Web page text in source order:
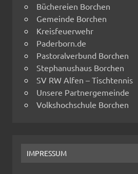
Büchereien Borchen
Gemeinde Borchen
Kreisfeuerwehr
Paderborn.de
Pastoralverbund Borchen
Stephanushaus Borchen
SV RW Alfen – Tischtennis
Unsere Partnergemeinde
Volkshochschule Borchen
IMPRESSUM